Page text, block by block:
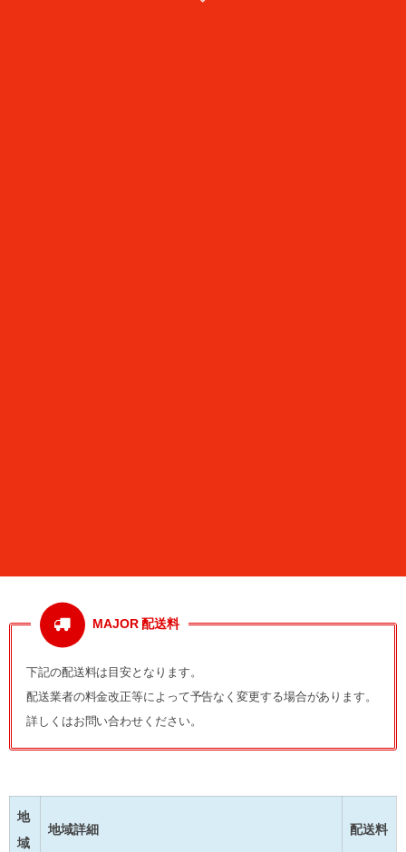
MAJOR 配送料
下記の配送料は目安となります。
配送業者の料金改正等によって予告なく変更する場合があります。
詳しくはお問い合わせください。
地
域
地域詳細 配送料